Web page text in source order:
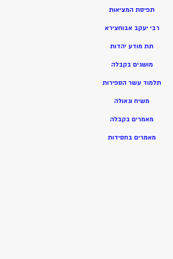
תפיסת המציאות
רבי יעקב אבוחצירא
תת מודע יהדות
מושגים בקבלה
תלמוד עשר הספירות
משיח וגאולה
מאמרים בקבלה
מאמרים בחסידות